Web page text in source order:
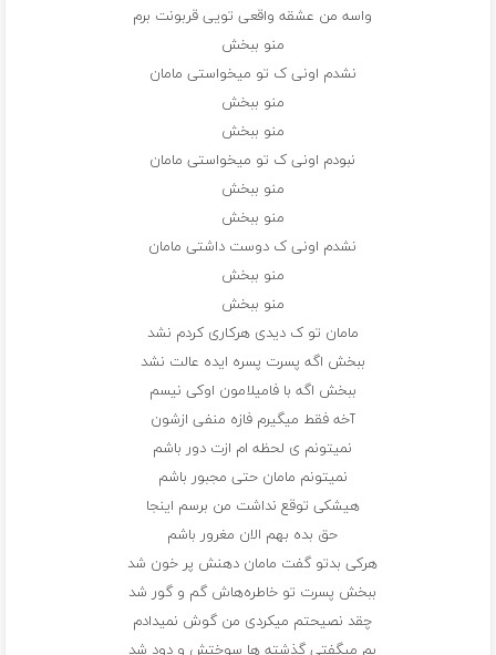
واسه من عشقه واقعی تویی قربونت برم
منو ببخش
نشدم اونی ک تو میخواستی مامان
منو ببخش
منو ببخش
نبودم اونی ک تو میخواستی مامان
منو ببخش
منو ببخش
نشدم اونی ک دوست داشتی مامان
منو ببخش
منو ببخش
مامان تو ک دیدی هرکاری کردم نشد
ببخش اگه پسرت پسره ایده عالت نشد
ببخش اگه با فامیلامون اوکی نیسم
آخه فقط میگیرم فازه منفی ازشون
نمیتونم ی لحظه ام ازت دور باشم
نمیتونم مامان حتی مجبور باشم
هیشکی توقع نداشت من برسم اینجا
حق بده بهم الان مغرور باشم
هرکی بدتو گفت مامان دهنش پر خون شد
ببخش پسرت تو خاطره‌هاش گم و گور شد
چقد نصیحتم میکردی من گوش نمیدادم
بم میگفتی گذشته ها سوختش و دود شد